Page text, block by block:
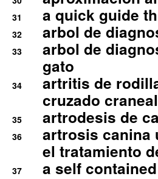
31 a quick guide
32 arbol de
33
arbol de
gato
34
artritis de
cruzado
35 artrodesis de
36
artrosis canina
el tratamiento
37 a self